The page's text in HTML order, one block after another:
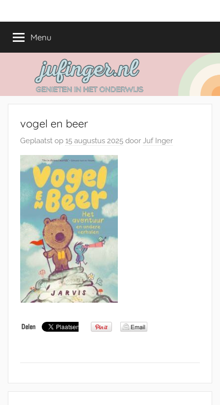
naarjufinger.nl
het
onderwijs
Menu
vogel en beer
Geplaatst op 15 augustus 2025 door Juf Inger